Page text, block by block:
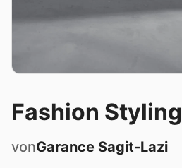
Fashion Styling
vonGarance Sagit-Lazi